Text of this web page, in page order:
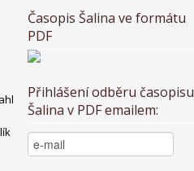
Časopis Šalina ve formátu
PDF
Přihlášení odběru časopisu
Šalina v PDF emailem: